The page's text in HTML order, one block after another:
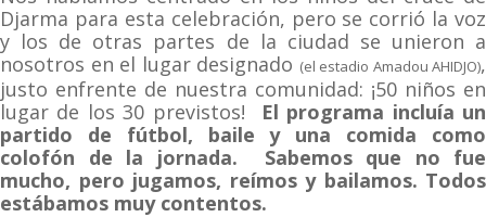
Djarma para esta celebración, pero se corrió la voz
y los de otras partes de la ciudad se unieron a
nosotros en el lugar designado (el estadio Amadou AHIDJO),
justo enfrente de nuestra comunidad: ¡50 niños en
lugar de los 30 previstos! El programa incluía un
partido de fútbol, baile y una comida como
colofón de la jornada. Sabemos que no fue
mucho, pero jugamos, reímos y bailamos. Todos
estábamos muy contentos.